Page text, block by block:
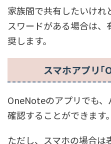
家族間で共有したいけれ
スワードがある場合は
奨します。
スマホアプリ
OneNoteのアプリでも
確認することができます。
ただし、スマホの場合は